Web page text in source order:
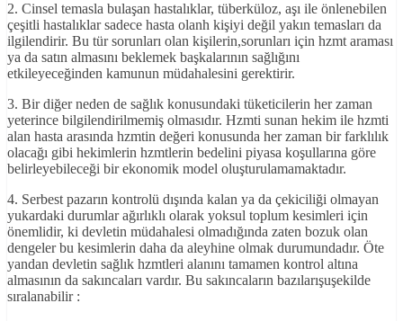
2. Cinsel temasla bulaşan hastalıklar, tüberküloz, aşı ile önlenebilen
çeşitli hastalıklar sadece hasta olanh kişiyi değil yakın temasları da
ilgilendirir. Bu tür sorunları olan kişilerin,sorunları için hzmt araması
ya da satın almasını beklemek başkalarının sağlığını
etkileyeceğinden kamunun müdahalesini gerektirir.
3. Bir diğer neden de sağlık konusundaki tüketicilerin her zaman
yeterince bilgilendirilmemiş olmasıdır. Hzmti sunan hekim ile hzmti
alan hasta arasında hzmtin değeri konusunda her zaman bir farklılık
olacağı gibi hekimlerin hzmtlerin bedelini piyasa koşullarına göre
belirleyebileceği bir ekonomik model oluşturulamamaktadır.
4. Serbest pazarın kontrolü dışında kalan ya da çekiciliği olmayan
yukardaki durumlar ağırlıklı olarak yoksul toplum kesimleri için
önemlidir, ki devletin müdahalesi olmadığında zaten bozuk olan
dengeler bu kesimlerin daha da aleyhine olmak durumundadır. Öte
yandan devletin sağlık hzmtleri alanını tamamen kontrol altına
almasının da sakıncaları vardır. Bu sakıncaların bazılarışuşekilde
sıralanabilir :